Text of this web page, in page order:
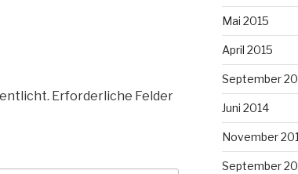
Erforderliche Felder
Mai 2015
April 2015
September
Juni 2014
November
September